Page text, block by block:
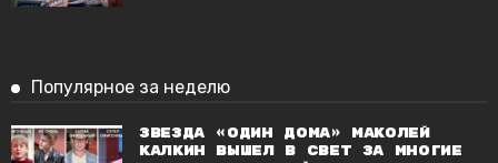
Популярное за неделю
Звезда «Один дома» Маколей
Калкин вышел в свет за многие